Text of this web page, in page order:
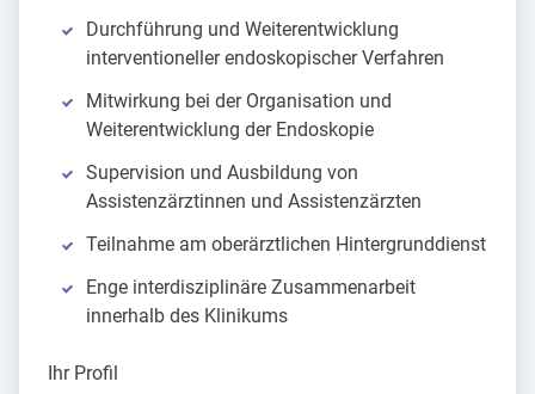
Durchführung und Weiterentwicklung
interventioneller endoskopischer Verfahren
Mitwirkung bei der Organisation und
Weiterentwicklung der Endoskopie
Supervision und Ausbildung von
Assistenzärztinnen und Assistenzärzten
Teilnahme am oberärztlichen Hintergrunddienst
Enge interdisziplinäre Zusammenarbeit
innerhalb des Klinikums
Ihr Profil